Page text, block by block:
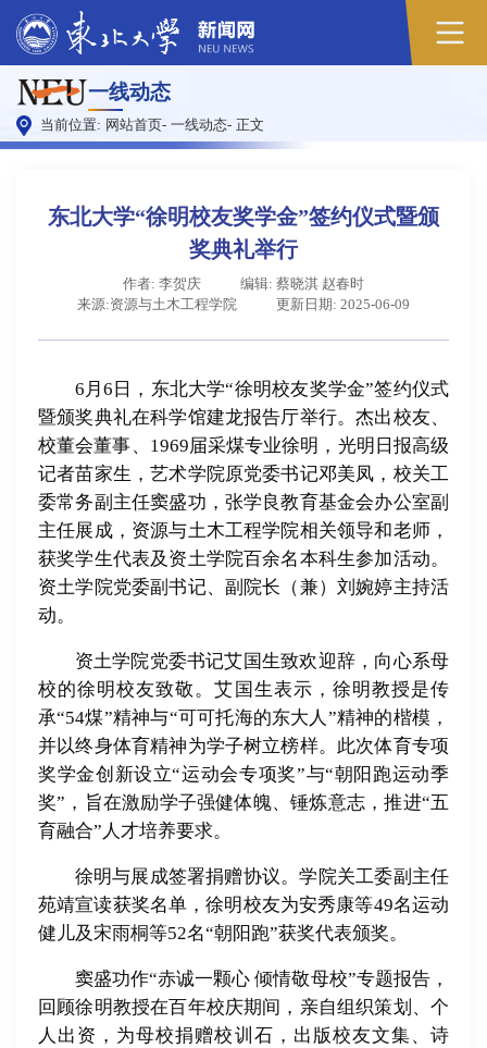
一线动态
当前位置: 网站首页- 一线动态- 正文
东北大学“徐明校友奖学金”签约仪式暨颁
奖典礼举行
作者: 李贺庆
编辑: 蔡晓淇 赵春时
来源:资源与土木工程学院
更新日期: 2025-06-09
6月6日，东北大学“徐明校友奖学金”签约仪式
暨颁奖典礼在科学馆建龙报告厅举行。杰出校友、
校董会董事、1969届采煤专业徐明，光明日报高级
记者苗家生，艺术学院原党委书记邓美凤，校关工
委常务副主任窦盛功，张学良教育基金会办公室副
主任展成，资源与土木工程学院相关领导和老师，
获奖学生代表及资土学院百余名本科生参加活动。
资土学院党委副书记、副院长（兼）刘婉婷主持活
动。
资土学院党委书记艾国生致欢迎辞，向心系母
校的徐明校友致敬。艾国生表示，徐明教授是传
承“54煤”精神与“可可托海的东大人”精神的楷模，
并以终身体育精神为学子树立榜样。此次体育专项
奖学金创新设立“运动会专项奖”与“朝阳跑运动季
奖”，旨在激励学子强健体魄、锤炼意志，推进“五
育融合”人才培养要求。
徐明与展成签署捐赠协议。学院关工委副主任
苑靖宣读获奖名单，徐明校友为安秀康等49名运动
健儿及宋雨桐等52名“朝阳跑”获奖代表颁奖。
窦盛功作“赤诚一颗心 倾情敬母校”专题报告，
回顾徐明教授在百年校庆期间，亲自组织策划、个
人出资，为母校捐赠校训石，出版校友文集、诗